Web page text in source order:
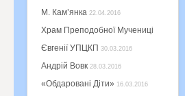
М. Кам’янка 22.04.2016
Храм Преподобної Мучениці
Євгенії УПЦКП 30.03.2016
Андрій Вовк 28.03.2016
«Обдаровані Діти» 16.03.2016